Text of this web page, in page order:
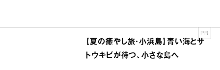
【夏の癒やし旅・小浜島】青い海とサ
トウキビが待つ、小さな島へ
PR